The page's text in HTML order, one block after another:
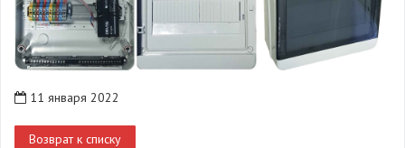
11 января 2022
Возврат к списку